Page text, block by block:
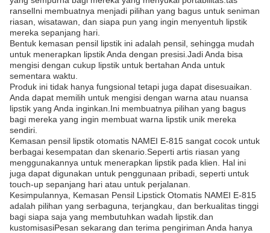
ranselIni membuatnya menjadi pilihan yang bagus untuk seniman
riasan, wisatawan, dan siapa pun yang ingin menyentuh lipstik
mereka sepanjang hari.
Bentuk kemasan pensil lipstik ini adalah pensil, sehingga mudah
untuk menerapkan lipstik Anda dengan presisi.Jadi Anda bisa
mengisi dengan cukup lipstik untuk bertahan Anda untuk
sementara waktu.
Produk ini tidak hanya fungsional tetapi juga dapat disesuaikan.
Anda dapat memilih untuk mengisi dengan warna atau nuansa
lipstik yang Anda inginkan.Ini membuatnya pilihan yang bagus
bagi mereka yang ingin membuat warna lipstik unik mereka
sendiri.
Kemasan pensil lipstik otomatis NAMEI E-815 sangat cocok untuk
berbagai kesempatan dan skenario.Seperti artis riasan yang
menggunakannya untuk menerapkan lipstik pada klien. Hal ini
juga dapat digunakan untuk penggunaan pribadi, seperti untuk
touch-up sepanjang hari atau untuk perjalanan.
Kesimpulannya, Kemasan Pensil Lipstick Otomatis NAMEI E-815
adalah pilihan yang serbaguna, terjangkau, dan berkualitas tinggi
bagi siapa saja yang membutuhkan wadah lipstik.dan
kustomisasiPesan sekarang dan terima pengiriman Anda hanya